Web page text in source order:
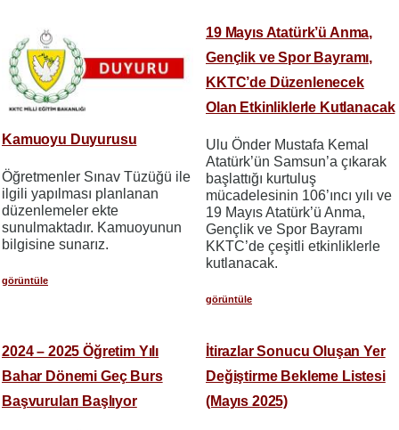
Kamuoyu Duyurusu
Öğretmenler Sınav Tüzüğü ile
ilgili yapılması planlanan
düzenlemeler ekte
sunulmaktadır. Kamuoyunun
bilgisine sunarız.
görüntüle
19 Mayıs Atatürk’ü Anma,
Gençlik ve Spor Bayramı,
KKTC’de Düzenlenecek
Olan Etkinliklerle Kutlanacak
Ulu Önder Mustafa Kemal
Atatürk’ün Samsun’a çıkarak
başlattığı kurtuluş
mücadelesinin 106’ıncı yılı ve
19 Mayıs Atatürk’ü Anma,
Gençlik ve Spor Bayramı
KKTC’de çeşitli etkinliklerle
kutlanacak.
görüntüle
2024 – 2025 Öğretim Yılı
Bahar Dönemi Geç Burs
Başvuruları Başlıyor
İtirazlar Sonucu Oluşan Yer
Değiştirme Bekleme Listesi
(Mayıs 2025)